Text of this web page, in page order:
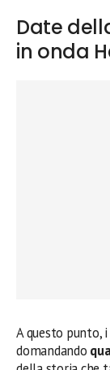
Date
in onda
A questo punto,
domandando